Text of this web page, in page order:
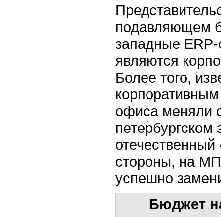
подавляющем
западные
являются
Более того,
офиса меняли
стороны, на
успешно
Бюджет